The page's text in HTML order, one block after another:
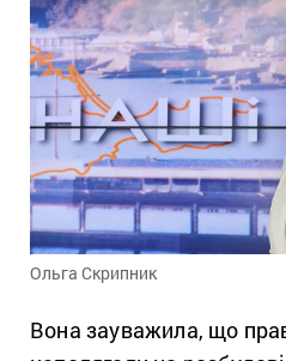
Ольга Скрипник
Вона зауважила, що